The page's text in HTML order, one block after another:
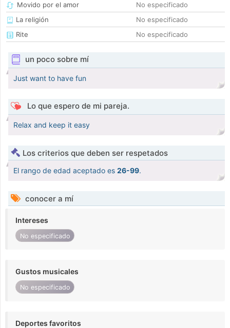
Movido por el amor
No especificado
La religión
No especificado
Rite
No especificado
un poco sobre mí
Just want to have fun
Lo que espero de mi pareja.
Relax and keep it easy
Los criterios que deben ser respetados
El rango de edad aceptado es 26-99.
conocer a mí
Intereses
No especificado
Gustos musicales
No especificado
Deportes favoritos